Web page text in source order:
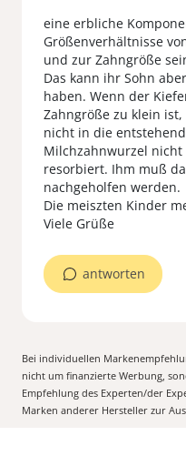
eine erbliche
Größenverhältnisse
und zur Zahngröße
Das kann ihr Sohn
haben. Wenn der
Zahngröße zu klein
nicht in die
Milchzahnwurzel
resorbiert. Ihm muß
nachgeholfen werden.
Die meiszten Kinder
Viele Grüße
antworten
Bei individuellen
nicht um finanzierte Werbung,
Empfehlung des Experten/der
Marken anderer Hersteller zur